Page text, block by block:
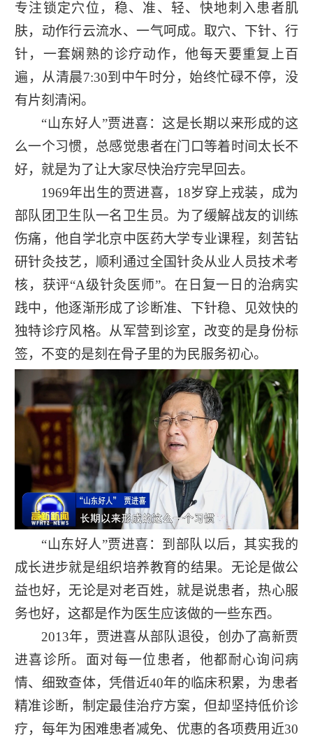
专注锁定穴位，稳、准、轻、快地刺入患者肌
肤，动作行云流水、一气呵成。取穴、下针、行
针，一套娴熟的诊疗动作，他每天要重复上百
遍，从清晨7:30到中午时分，始终忙碌不停，没
有片刻清闲。
“山东好人”贾进喜：这是长期以来形成的这
么一个习惯，总感觉患者在门口等着时间太长不
好，就是为了让大家尽快治疗完早回去。
1969年出生的贾进喜，18岁穿上戎装，成为
部队团卫生队一名卫生员。为了缓解战友的训练
伤痛，他自学北京中医药大学专业课程，刻苦钻
研针灸技艺，顺利通过全国针灸从业人员技术考
核，获评“A级针灸医师”。在日复一日的治病实
践中，他逐渐形成了诊断准、下针稳、见效快的
独特诊疗风格。从军营到诊室，改变的是身份标
签，不变的是刻在骨子里的为民服务初心。
“山东好人”贾进喜：到部队以后，其实我的
成长进步就是组织培养教育的结果。无论是做公
益也好，无论是对老百姓，就是说患者，热心服
务也好，这都是作为医生应该做的一些东西。
2013年，贾进喜从部队退役，创办了高新贾
进喜诊所。面对每一位患者，他都耐心询问病
情、细致查体，凭借近40年的临床积累，为患者
精准诊断，制定最佳治疗方案，但却坚持低价诊
疗，每年为困难患者减免、优惠的各项费用近30